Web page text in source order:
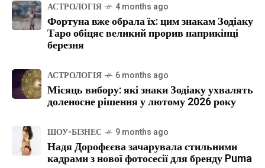
АСТРОЛОГІЯ 4 months ago
Фортуна вже обрала їх: цим знакам Зодіаку
Таро обіцяє великий прорив наприкінці
березня
АСТРОЛОГІЯ 6 months ago
Місяць вибору: які знаки Зодіаку ухвалять
доленосне рішення у лютому 2026 року
ШОУ-БІЗНЕС 9 months ago
Надя Дорофєєва зачарувала стильними
кадрами з нової фотосесії для бренду Puma